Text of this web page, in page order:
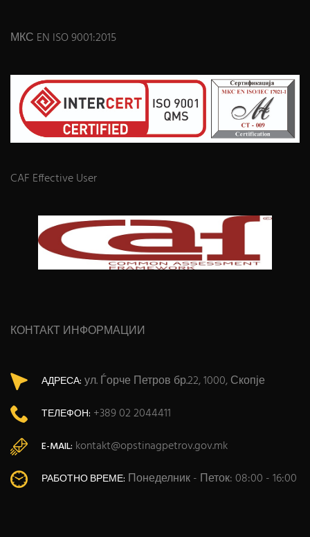
МКС EN ISO 9001:2015
CAF Effective User
КОНТАКТ ИНФОРМАЦИИ
АДРЕСА: ул. Ѓорче Петров бр.22, 1000, Скопје
ТЕЛЕФОН: +389 02 2044411
E-MAIL: kontakt@opstinagpetrov.gov.mk
РАБОТНО ВРЕМЕ: Понеделник - Петок: 08:00 - 16:00